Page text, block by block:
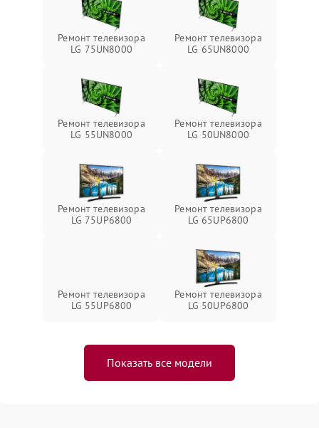
Ремонт телевизора
LG 75UN8000
Ремонт телевизора
LG 65UN8000
Ремонт телевизора
LG 55UN8000
Ремонт телевизора
LG 50UN8000
Ремонт телевизора
LG 75UP6800
Ремонт телевизора
LG 65UP6800
Ремонт телевизора
LG 55UP6800
Ремонт телевизора
LG 50UP6800
Показать все модели